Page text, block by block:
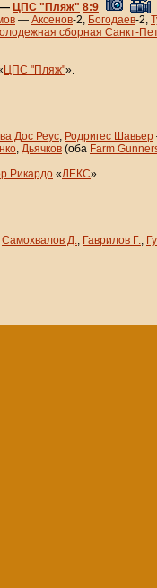
— ЦПС "Пляж" 8:9
— Аксенов-2, Богодаев-2,
сборная Санкт-
ЦПС "Пляж"».
Дос Реус, Родригес Шавьер
, Дьячков (оба Farm
Рикардо «ЛЕКС».
Самохвалов Д., Гаврилов Г.,